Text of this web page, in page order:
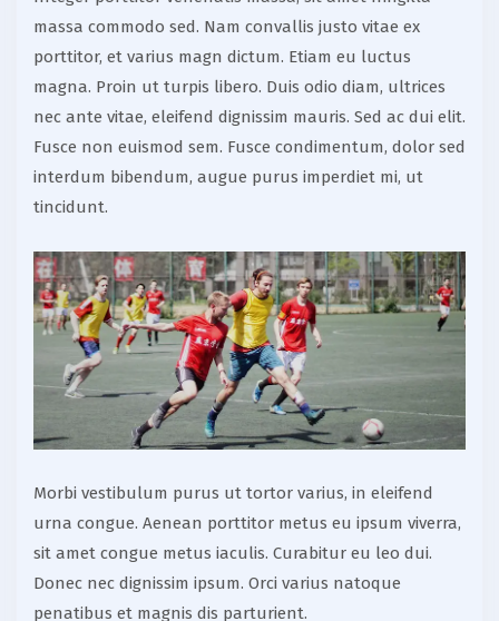
massa commodo sed. Nam convallis justo vitae ex
porttitor, et varius magn dictum. Etiam eu luctus
magna. Proin ut turpis libero. Duis odio diam, ultrices
nec ante vitae, eleifend dignissim mauris. Sed ac dui elit.
Fusce non euismod sem. Fusce condimentum, dolor sed
interdum bibendum, augue purus imperdiet mi, ut
tincidunt.
Morbi vestibulum purus ut tortor varius, in eleifend
urna congue. Aenean porttitor metus eu ipsum viverra,
sit amet congue metus iaculis. Curabitur eu leo dui.
Donec nec dignissim ipsum. Orci varius natoque
penatibus et magnis dis parturient.